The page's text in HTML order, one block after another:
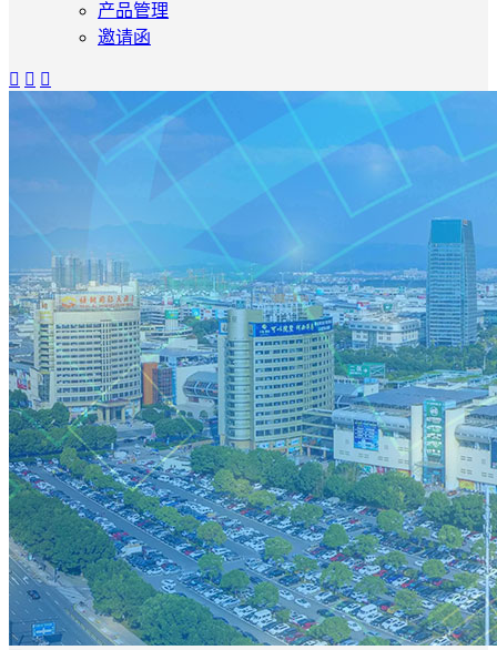
产品管理
邀请函
  